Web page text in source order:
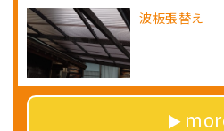
波板張替え